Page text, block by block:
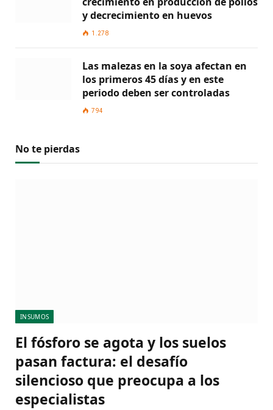
y decrecimiento en huevos
1.278
Las malezas en la soya afectan en
los primeros 45 días y en este
periodo deben ser controladas
794
No te pierdas
INSUMOS
El fósforo se agota y los suelos
pasan factura: el desafío
silencioso que preocupa a los
especialistas